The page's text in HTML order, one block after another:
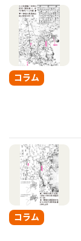
コラム
コラム